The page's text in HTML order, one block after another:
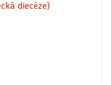
diecéze)